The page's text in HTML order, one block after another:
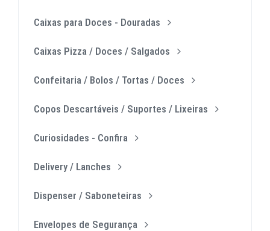
Caixas para Doces - Douradas
Caixas Pizza / Doces / Salgados
Confeitaria / Bolos / Tortas / Doces
Copos Descartáveis / Suportes / Lixeiras
Curiosidades - Confira
Delivery / Lanches
Dispenser / Saboneteiras
Envelopes de Segurança